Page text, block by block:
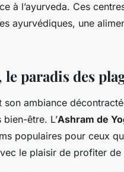
à l’ayurveda. Ces
ayurvédiques, une
paradis des
ambiance
être. L’Ashram de
populaires pour ceux
le plaisir de profiter de